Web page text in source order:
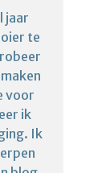
jaar
te
voor
ik
Ik